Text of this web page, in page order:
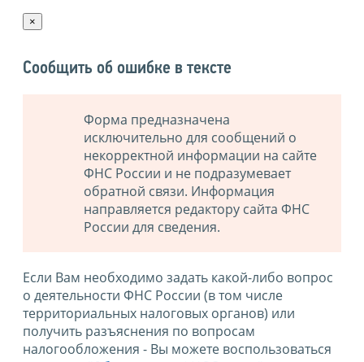
×
Сообщить об ошибке в тексте
Форма предназначена
исключительно для сообщений о
некорректной информации на сайте
ФНС России и не подразумевает
обратной связи. Информация
направляется редактору сайта ФНС
России для сведения.
Если Вам необходимо задать какой-либо вопрос
о деятельности ФНС России (в том числе
территориальных налоговых органов) или
получить разъяснения по вопросам
налогообложения - Вы можете воспользоваться